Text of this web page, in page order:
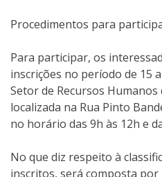
Procedimentos para
Para participar, os
inscrições no período de 15
Setor de Recursos
localizada na Rua Pinto
no horário das 9h às 12h e
No que diz respeito à
inscritos, será composta